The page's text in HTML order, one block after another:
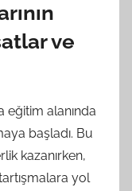
ve
eğitim alanında
başladı. Bu
kazanırken,
yol